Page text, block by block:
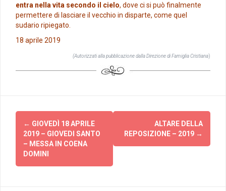
entra nella vita secondo il cielo, dove ci si può finalmente
permettere di lasciare il vecchio in disparte, come quel
sudario ripiegato.
18 aprile 2019
(Autorizzati alla pubblicazione dalla Direzione di Famiglia Cristiana)
Post
navigation
← GIOVEDÌ 18 APRILE
2019 – GIOVEDI SANTO
– MESSA IN COENA
DOMINI
ALTARE DELLA
REPOSIZIONE – 2019 →